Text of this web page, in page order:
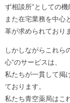
ず相談所”としての機
また在宅業務を中心
革が求められており
しかしながらこれら
心”のサービスは、
私たちが一貫して掲
ております。
私たち青空薬局はこ